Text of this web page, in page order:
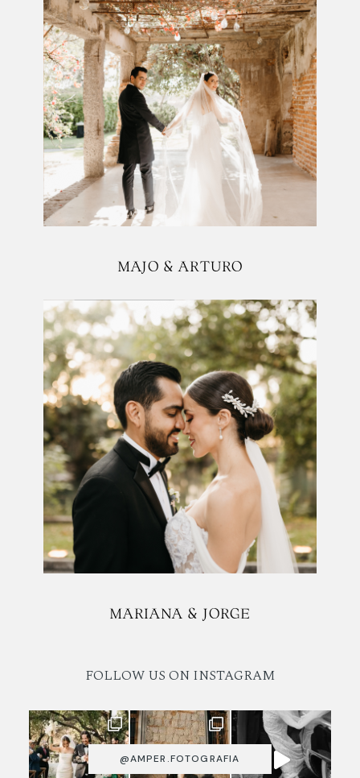
MAJO & ARTURO
MARIANA & JORGE
FOLLOW US ON INSTAGRAM
@AMPER.FOTOGRAFIA